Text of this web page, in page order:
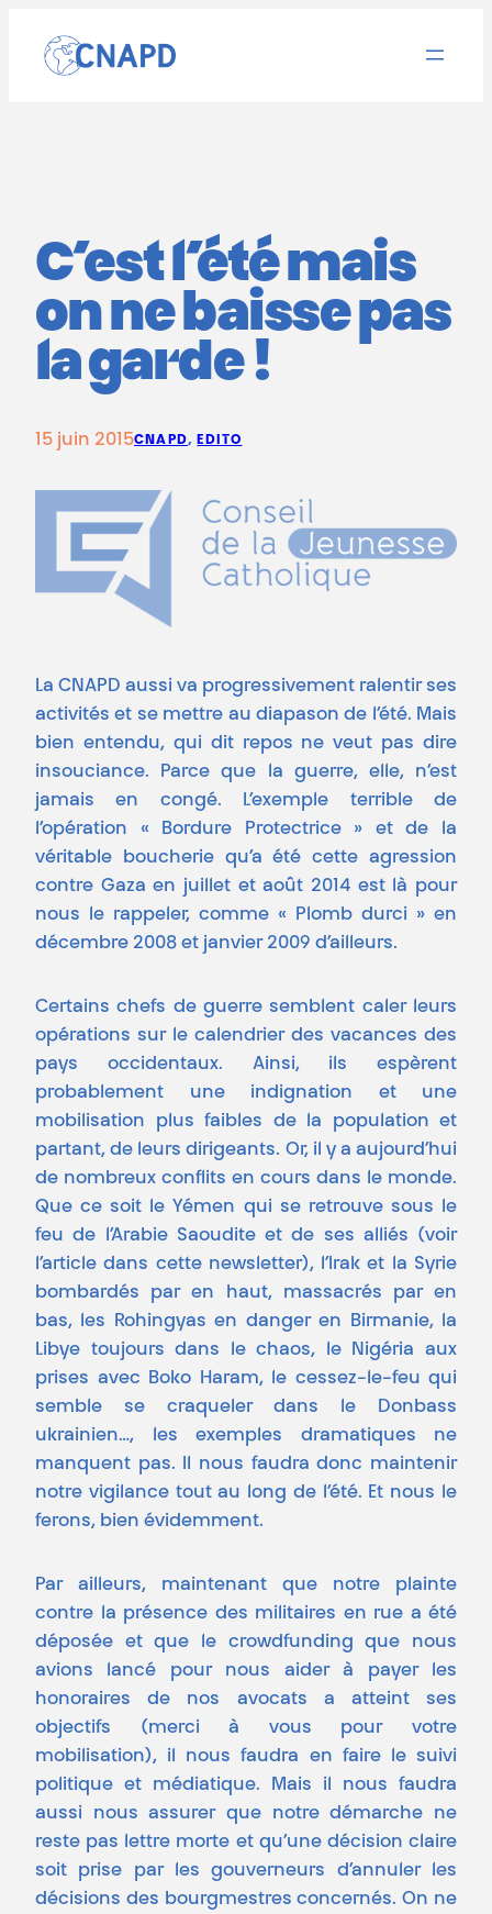
contenu
C’est l’été mais
on ne baisse pas
la garde !
15 juin 2015CNAPD, EDITO
La CNAPD aussi va progressivement ralentir ses
activités et se mettre au diapason de l’été. Mais
bien entendu, qui dit repos ne veut pas dire
insouciance. Parce que la guerre, elle, n’est
jamais en congé. L’exemple terrible de
l’opération « Bordure Protectrice » et de la
véritable boucherie qu’a été cette agression
contre Gaza en juillet et août 2014 est là pour
nous le rappeler, comme « Plomb durci » en
décembre 2008 et janvier 2009 d’ailleurs.
Certains chefs de guerre semblent caler leurs
opérations sur le calendrier des vacances des
pays occidentaux. Ainsi, ils espèrent
probablement une indignation et une
mobilisation plus faibles de la population et
partant, de leurs dirigeants. Or, il y a aujourd’hui
de nombreux conflits en cours dans le monde.
Que ce soit le Yémen qui se retrouve sous le
feu de l’Arabie Saoudite et de ses alliés (voir
l’article dans cette newsletter), l’Irak et la Syrie
bombardés par en haut, massacrés par en
bas, les Rohingyas en danger en Birmanie, la
Libye toujours dans le chaos, le Nigéria aux
prises avec Boko Haram, le cessez-le-feu qui
semble se craqueler dans le Donbass
ukrainien…, les exemples dramatiques ne
manquent pas. Il nous faudra donc maintenir
notre vigilance tout au long de l’été. Et nous le
ferons, bien évidemment.
Par ailleurs, maintenant que notre plainte
contre la présence des militaires en rue a été
déposée et que le crowdfunding que nous
avions lancé pour nous aider à payer les
honoraires de nos avocats a atteint ses
objectifs (merci à vous pour votre
mobilisation), il nous faudra en faire le suivi
politique et médiatique. Mais il nous faudra
aussi nous assurer que notre démarche ne
reste pas lettre morte et qu’une décision claire
soit prise par les gouverneurs d’annuler les
décisions des bourgmestres concernés. On ne